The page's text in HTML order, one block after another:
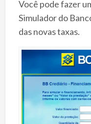
Você pode fazer
Simulador do
das novas taxas.